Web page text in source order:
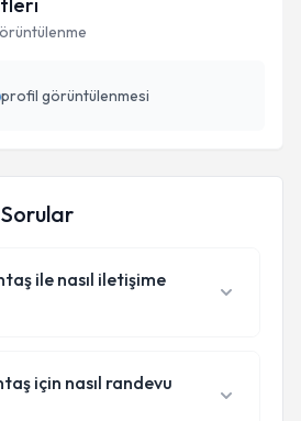
profil görüntülenmesi
Sorular
ile nasıl iletişime
için nasıl randevu